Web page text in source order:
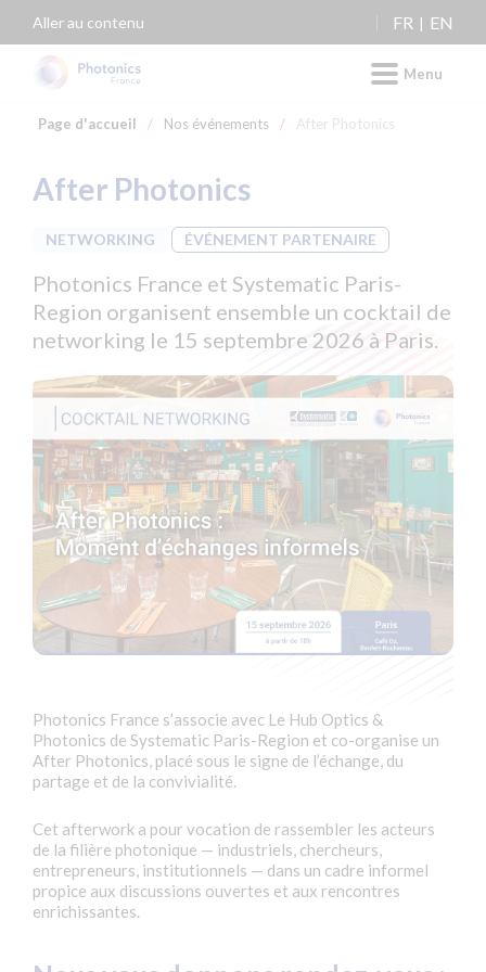
Aller au contenu FR EN
Menu
Page d'accueil / Nos événements / After Photonics
After Photonics
NETWORKING ÉVÉNEMENT PARTENAIRE
Photonics France et Systematic Paris-
Region organisent ensemble un cocktail de
networking le 15 septembre 2026 à Paris.
Photonics France s’associe avec Le Hub Optics &
Photonics de Systematic Paris-Region et co-organise un
After Photonics, placé sous le signe de l’échange, du
partage et de la convivialité.
Cet afterwork a pour vocation de rassembler les acteurs
de la filière photonique — industriels, chercheurs,
entrepreneurs, institutionnels — dans un cadre informel
propice aux discussions ouvertes et aux rencontres
enrichissantes.